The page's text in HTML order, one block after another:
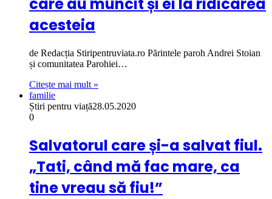
care au muncit și ei la ridicarea
acesteia
de Redacția Stiripentruviata.ro Părintele paroh Andrei Stoian
și comunitatea Parohiei…
Citește mai mult »
familie
Știri pentru viață28.05.2020
0
Salvatorul care și-a salvat fiul.
„Tati, când mă fac mare, ca
tine vreau să fiu!”